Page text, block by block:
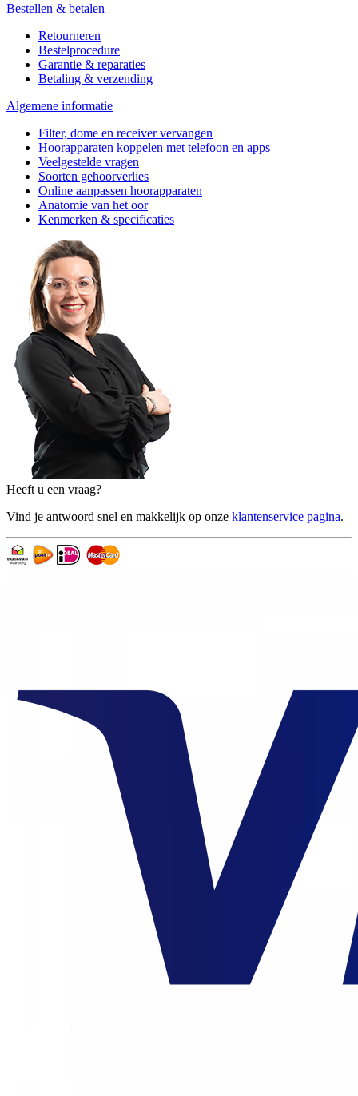
Bestellen & betalen
Retourneren
Bestelprocedure
Garantie & reparaties
Betaling & verzending
Algemene informatie
Filter, dome en receiver vervangen
Hoorapparaten koppelen met telefoon en apps
Veelgestelde vragen
Soorten gehoorverlies
Online aanpassen hoorapparaten
Anatomie van het oor
Kenmerken & specificaties
Heeft u een vraag?
Vind je antwoord snel en makkelijk op onze klantenservice pagina.